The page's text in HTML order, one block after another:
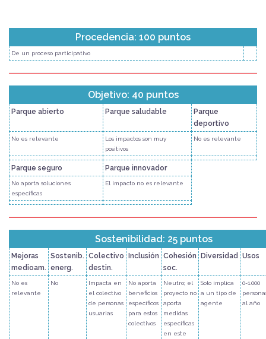
Procedencia: 100 puntos
De un proceso participativo
Objetivo: 40 puntos
Parque abierto Parque saludable
Parque
deportivo
No es relevante
Los impactos son muy
positivos
No es relevante
Parque seguro Parque innovador
No aporta soluciones
específicas
El impacto no es relevante
Sostenibilidad: 25 puntos
Mejoras
medioam.
Sostenib.
energ.
Colectivo
destin.
Inclusión Cohesión
soc.
Diversidad Usos
No es
relevante
No
Impacta en
el colectivo
de personas
usuarias
No aporta
beneficios
específicos
para estos
colectivos
Neutro; el
proyecto no
aporta
medidas
específicas
en este
Solo implica
a un tipo de
agente
0-1.000
al año